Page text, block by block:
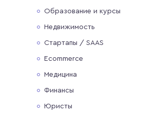
Образование и курсы
Недвижимость
Стартапы / SAAS
Ecommerce
Медицина
Финансы
Юристы